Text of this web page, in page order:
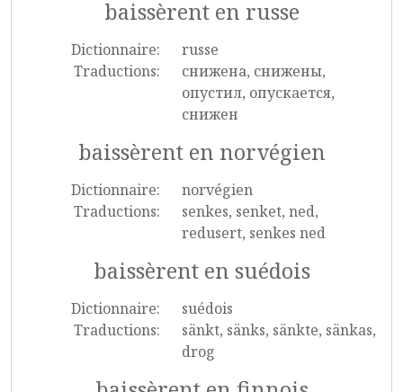
baissèrent en russe
Dictionnaire:
russe
Traductions:
снижена, снижены,
опустил, опускается,
снижен
baissèrent en norvégien
Dictionnaire:
norvégien
Traductions:
senkes, senket, ned,
redusert, senkes ned
baissèrent en suédois
Dictionnaire:
suédois
Traductions:
sänkt, sänks, sänkte, sänkas,
drog